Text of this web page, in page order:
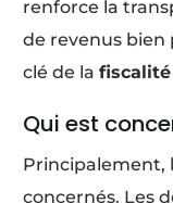
renforce la
de revenus bien
clé de la
Qui est
Principalement,
concernés. Les